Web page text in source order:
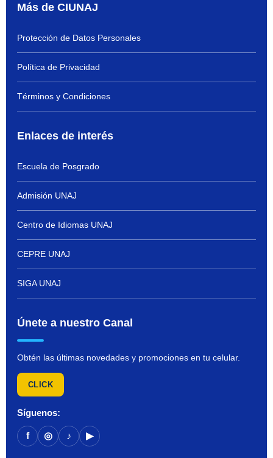
Más de CIUNAJ
Protección de Datos Personales
Política de Privacidad
Términos y Condiciones
Enlaces de interés
Escuela de Posgrado
Admisión UNAJ
Centro de Idiomas UNAJ
CEPRE UNAJ
SIGA UNAJ
Únete a nuestro Canal
Obtén las últimas novedades y promociones en tu celular.
CLICK
Síguenos:
f ◎ ♪ ▶